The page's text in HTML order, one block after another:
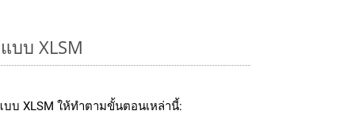
บบ XLSM
บบ XLSM ให้ทำตามขั้นตอนเหล่านี้: